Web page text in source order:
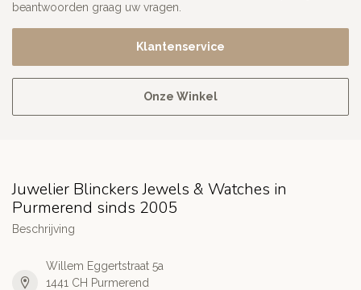
beantwoorden graag uw vragen.
Klantenservice
Onze Winkel
Juwelier Blinckers Jewels & Watches in
Purmerend sinds 2005
Beschrijving
Willem Eggertstraat 5a
1441 CH Purmerend